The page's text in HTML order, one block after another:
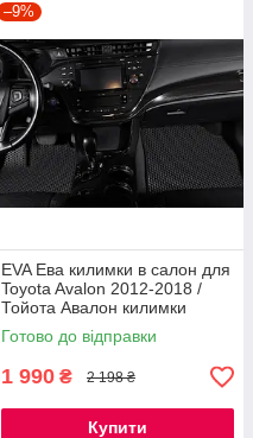
–9%
EVA Ева килимки в салон для
Toyota Avalon 2012-2018 /
Тойота Авалон килимки
Готово до відправки
1 990 ₴ 2 198 ₴
Купити